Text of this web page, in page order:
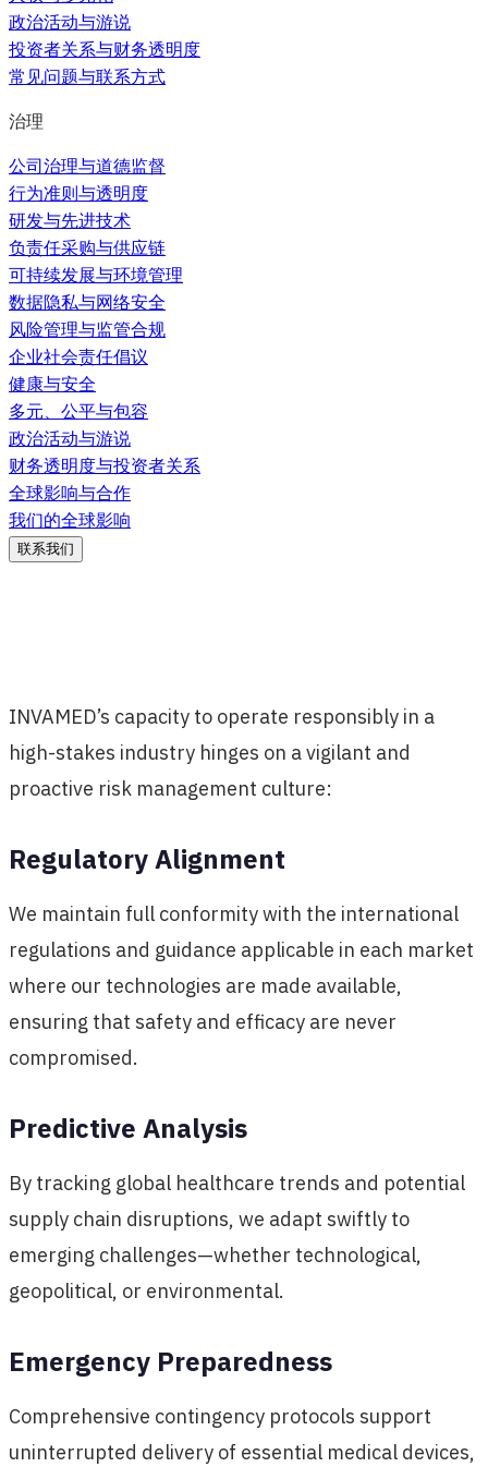
政治活动与游说
投资者关系与财务透明度
常见问题与联系方式
治理
公司治理与道德监督
行为准则与透明度
研发与先进技术
负责任采购与供应链
可持续发展与环境管理
数据隐私与网络安全
风险管理与监管合规
企业社会责任倡议
健康与安全
多元、公平与包容
政治活动与游说
财务透明度与投资者关系
全球影响与合作
我们的全球影响
联系我们
INVAMED’s capacity to operate responsibly in a
high-stakes industry hinges on a vigilant and
proactive risk management culture:
Regulatory Alignment
We maintain full conformity with the international
regulations and guidance applicable in each market
where our technologies are made available,
ensuring that safety and efficacy are never
compromised.
Predictive Analysis
By tracking global healthcare trends and potential
supply chain disruptions, we adapt swiftly to
emerging challenges—whether technological,
geopolitical, or environmental.
Emergency Preparedness
Comprehensive contingency protocols support
uninterrupted delivery of essential medical devices,